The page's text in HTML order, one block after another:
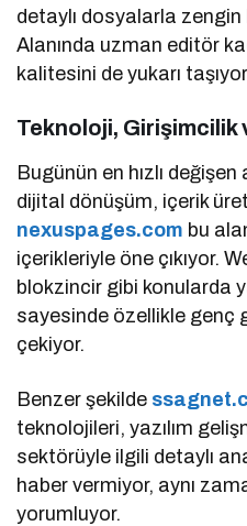
detaylı dosyalarla zengin
Alanında uzman editör
kalitesini de yukarı
Teknoloji, Girişimcilik
Bugünün en hızlı
dijital dönüşüm, içerik
nexuspages.com bu
içerikleriyle öne çıkıyor.
blokzincir gibi konularda
sayesinde özellikle genç
çekiyor.
Benzer şekilde
teknolojileri, yazılım
sektörüyle ilgili detaylı
haber vermiyor, aynı
yorumluyor.